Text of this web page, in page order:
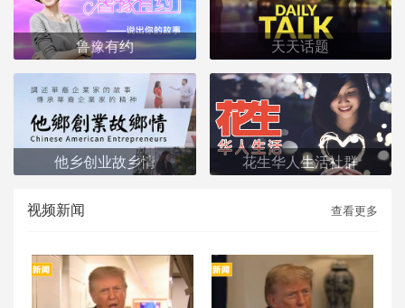
鲁豫有约 天天话题
他乡创业故乡情 花生华人生活社群
视频新闻 查看更多